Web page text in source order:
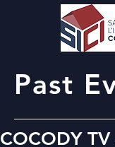
Past
COCODY TV